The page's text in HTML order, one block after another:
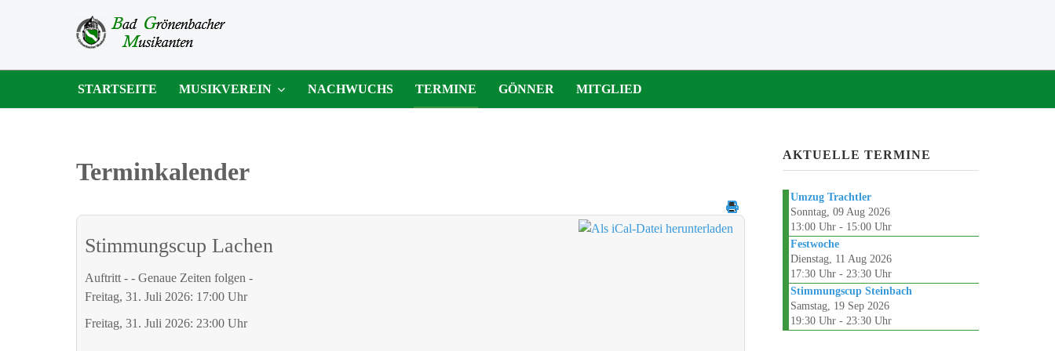
STARTSEITE MUSIKVEREIN NACHWUCHS TERMINE GÖNNER MITGLIED
Terminkalender
Stimmungscup Lachen
Auftritt - - Genaue Zeiten folgen -
Freitag, 31. Juli 2026: 17:00 Uhr
Freitag, 31. Juli 2026: 23:00 Uhr
AKTUELLE TERMINE
Umzug Trachtler
Sonntag, 09 Aug 2026
13:00 Uhr - 15:00 Uhr
Festwoche
Dienstag, 11 Aug 2026
17:30 Uhr - 23:30 Uhr
Stimmungscup Steinbach
Samstag, 19 Sep 2026
19:30 Uhr - 23:30 Uhr